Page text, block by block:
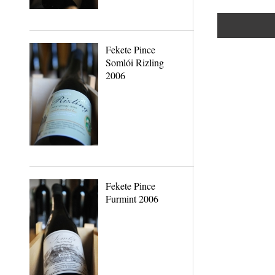
Fekete Pince
Somlói Rizling
2006
Fekete Pince
Furmint 2006